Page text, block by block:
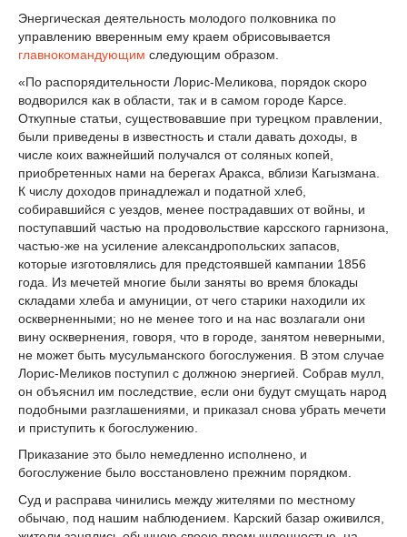
Энергическая деятельность молодого полковника по
управлению вверенным ему краем обрисовывается
главнокомандующим следующим образом.
«По распорядительности Лорис-Меликова, порядок скоро
водворился как в области, так и в самом городе Карсе.
Откупные статьи, существовавшие при турецком правлении,
были приведены в известность и стали давать доходы, в
числе коих важнейший получался от соляных копей,
приобретенных нами на берегах Аракса, вблизи Кагызмана.
К числу доходов принадлежал и податной хлеб,
собиравшийся с уездов, менее пострадавших от войны, и
поступавший частью на продовольствие карсского гарнизона,
частью-же на усиление александропольских запасов,
которые изготовлялись для предстоявшей кампании 1856
года. Из мечетей многие были заняты во время блокады
складами хлеба и амуниции, от чего старики находили их
оскверненными; но не менее того и на нас возлагали они
вину осквернения, говоря, что в городе, занятом неверными,
не может быть мусульманского богослужения. В этом случае
Лорис-Меликов поступил с должною энергией. Собрав мулл,
он объяснил им последствие, если они будут смущать народ
подобными разглашениями, и приказал снова убрать мечети
и приступить к богослужению.
Приказание это было немедленно исполнено, и
богослужение было восстановлено прежним порядком.
Суд и расправа чинились между жителями по местному
обычаю, под нашим наблюдением. Карский базар оживился,